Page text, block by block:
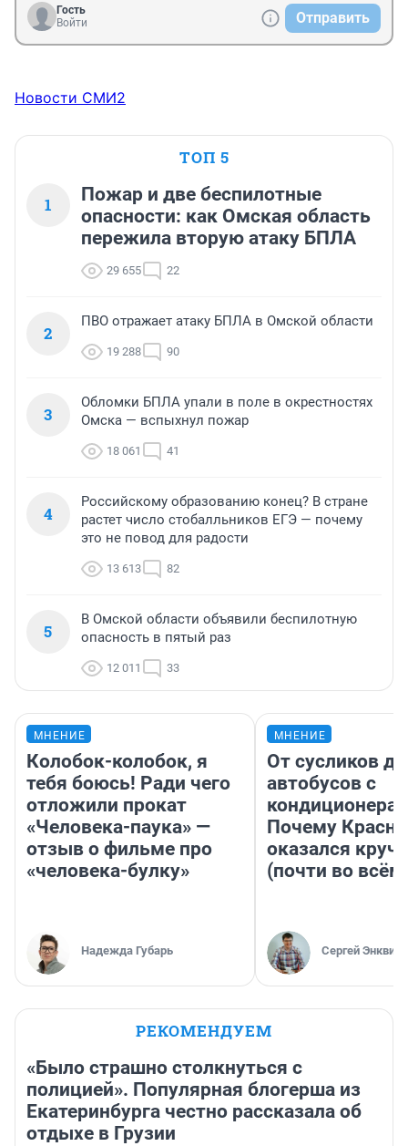
Гость
Войти
Отправить
Новости СМИ2
ТОП 5
1
Пожар и две беспилотные
опасности: как Омская область
пережила вторую атаку БПЛА
29 655 22
2
ПВО отражает атаку БПЛА в Омской области
19 288 90
3
Обломки БПЛА упали в поле в окрестностях
Омска — вспыхнул пожар
18 061 41
4
Российскому образованию конец? В стране
растет число стобалльников ЕГЭ — почему
это не повод для радости
13 613 82
5
В Омской области объявили беспилотную
опасность в пятый раз
12 011 33
МНЕНИЕ
Колобок-колобок, я
тебя боюсь! Ради чего
отложили прокат
«Человека-паука» —
отзыв о фильме про
«человека-булку»
Надежда Губарь
МНЕНИЕ
От сусликов до
автобусов с
Почему
оказался
(почти во
Сергей Энквист
РЕКОМЕНДУЕМ
«Было страшно столкнуться с
полицией». Популярная блогерша из
Екатеринбурга честно рассказала об
отдыхе в Грузии